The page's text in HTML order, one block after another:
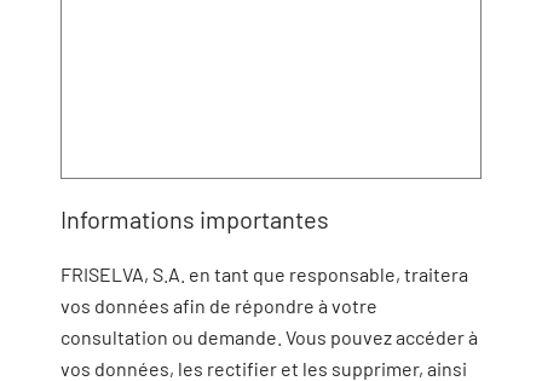
Informations importantes
FRISELVA, S.A. en tant que responsable, traitera
vos données afin de répondre à votre
consultation ou demande. Vous pouvez accéder à
vos données, les rectifier et les supprimer, ainsi